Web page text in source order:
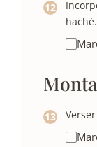
haché.